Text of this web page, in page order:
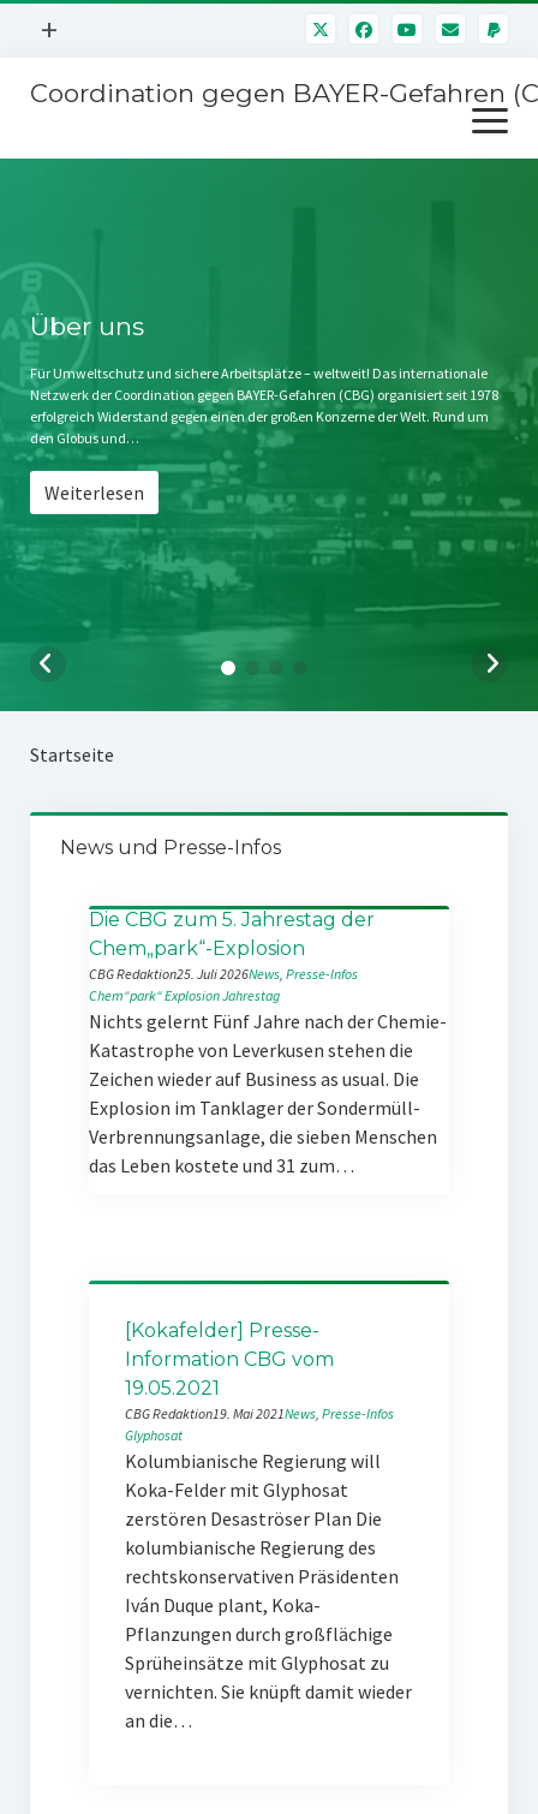
Menü
+
Mitmachen
Kontakt
Impressum
Störfälle
Coordination gegen BAYER-Gefahren
Menü
öffnen
Stichwort BAYER
Jahrestagung
SPENDEN
Über uns
Für Umweltschutz und sichere Arbeitsplätze – weltweit! Das internationale
Netzwerk der Coordination gegen BAYER-Gefahren (CBG) organisiert seit 1978
erfolgreich Widerstand gegen einen der großen Konzerne der Welt. Rund um
den Globus und…
Weiterlesen
Startseite
News und Presse-Infos
Die CBG zum 5. Jahrestag der
Chem„park“-Explosion
CBG Redaktion25. Juli 2026News, Presse-Infos
Chem“park“ExplosionJahrestag
Nichts gelernt Fünf Jahre nach der Chemie-
Katastrophe von Leverkusen stehen die
Zeichen wieder auf Business as usual. Die
Explosion im Tanklager der Sondermüll-
Verbrennungsanlage, die sieben Menschen
das Leben kostete und 31 zum…
[Kokafelder] Presse-
Information CBG vom
19.05.2021
CBG Redaktion19. Mai 2021News, Presse-Infos
Glyphosat
Kolumbianische Regierung will
Koka-Felder mit Glyphosat
zerstören Desaströser Plan Die
kolumbianische Regierung des
rechtskonservativen Präsidenten
Iván Duque plant, Koka-
Pflanzungen durch großflächige
Sprüheinsätze mit Glyphosat zu
vernichten. Sie knüpft damit wieder
an die…